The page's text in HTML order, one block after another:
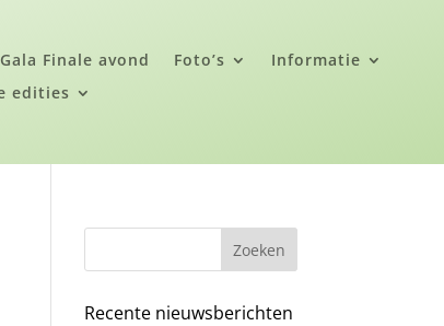
Gala Finale avond Foto’s
Informatie
edities
Zoeken
Recente nieuwsberichten